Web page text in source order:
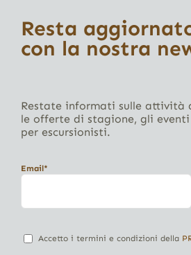
Resta
con la nostra
Restate informati sulle attività
le offerte di stagione, gli
per escursionisti.
Email*
Accetto i termini e condizioni della